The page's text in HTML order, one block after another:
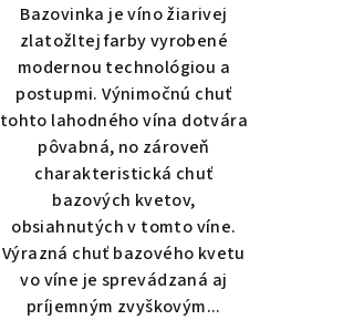
Bazovinka je víno žiarivej
zlatožltej farby vyrobené
modernou technológiou a
postupmi. Výnimočnú chuť
tohto lahodného vína dotvára
pôvabná, no zároveň
charakteristická chuť
bazových kvetov,
obsiahnutých v tomto víne.
Výrazná chuť bazového kvetu
vo víne je sprevádzaná aj
príjemným zvyškovým...